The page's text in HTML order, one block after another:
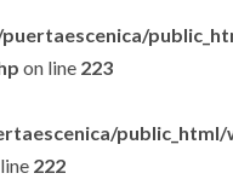
on line 223
222